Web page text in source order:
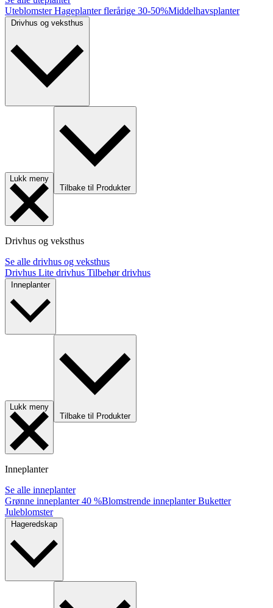
UteblomsterHageplanter flerårige 30-50%Middelhavsplanter
Lukk meny
Tilbake til Produkter
Drivhus og veksthus
Se alle drivhus og veksthus
Drivhus Lite drivhus Tilbehør drivhus
Inneplanter
Lukk meny
Tilbake til Produkter
Inneplanter
Se alle inneplanter
Grønne inneplanter40 %Blomstrende inneplanterBuketter
Juleblomster